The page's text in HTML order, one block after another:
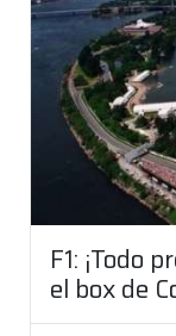
F1: ¡Todo
el box de